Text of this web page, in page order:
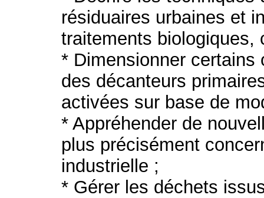
résiduaires urbaines et
traitements biologiques,
* Dimensionner
des décanteurs
activées sur base de
* Appréhender de
plus précisément
industrielle ;
* Gérer les déchets